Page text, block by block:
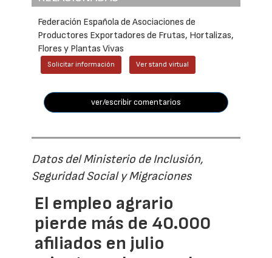
Federación Española de Asociaciones de
Productores Exportadores de Frutas, Hortalizas,
Flores y Plantas Vivas
Solicitar información Ver stand virtual
ver/escribir comentarios
Datos del Ministerio de Inclusión,
Seguridad Social y Migraciones
El empleo agrario
pierde más de 40.000
afiliados en julio